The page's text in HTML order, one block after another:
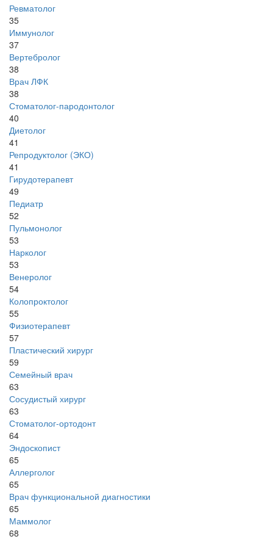
Ревматолог
35
Иммунолог
37
Вертебролог
38
Врач ЛФК
38
Стоматолог-пародонтолог
40
Диетолог
41
Репродуктолог (ЭКО)
41
Гирудотерапевт
49
Педиатр
52
Пульмонолог
53
Нарколог
53
Венеролог
54
Колопроктолог
55
Физиотерапевт
57
Пластический хирург
59
Семейный врач
63
Сосудистый хирург
63
Стоматолог-ортодонт
64
Эндоскопист
65
Аллерголог
65
Врач функциональной диагностики
65
Маммолог
68